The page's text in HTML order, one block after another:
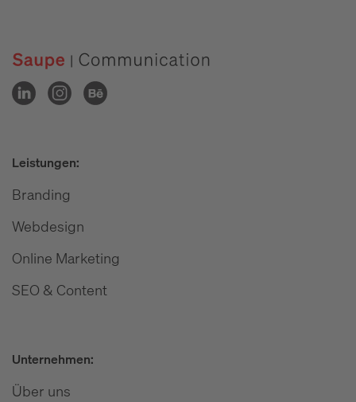
Leistungen:
Branding
Webdesign
Online Marketing
SEO & Content
Unternehmen:
Über uns